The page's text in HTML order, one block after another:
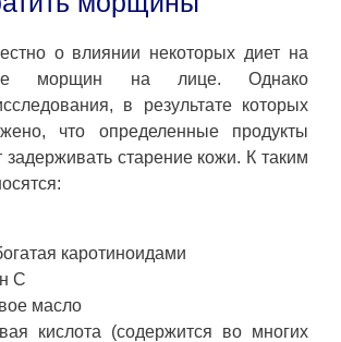
о влиянии некоторых диет на
морщин на лице. Однако
в результате которых
что определенные продукты
задерживать старение кожи. К таким
каротиноидами
С
масло
кислота (содержится во многих